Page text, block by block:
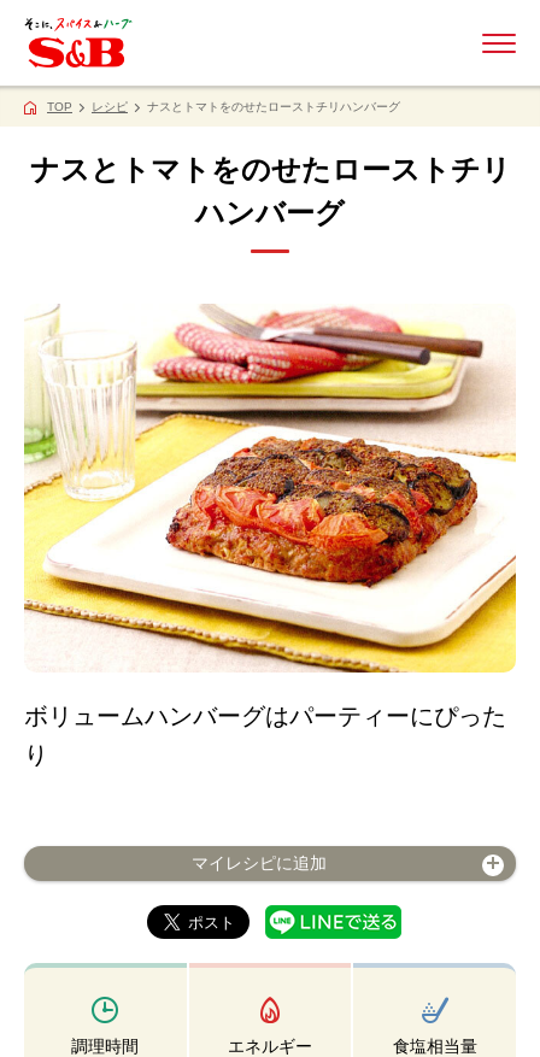
TOP レシピ ナスとトマトをのせたローストチリハンバーグ
ナスとトマトをのせたローストチリ
ハンバーグ
ボリュームハンバーグはパーティーにぴった
り
マイレシピに追加
調理時間 エネルギー 食塩相当量